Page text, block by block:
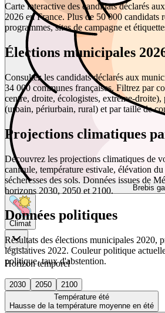
Brebis
Climat
Horizon temporel
2030 2050
2100
Température été
Hausse de la température moyenne en été
Carte interactive des candidats déclarés
2026 en France. Plus de 50 000 candidats
programmes, sites de campagne et
Élections municipales
Consultez les candidats déclarés aux
34 000 communes françaises. Filtrez par
centre, droite, écologistes, extrême-
(urbain, périurbain, rural) et par taille de
Projections climatiques
Découvrez les projections climatiques de
canicule, température estivale, élévation
sécheresses des sols. Données issues de
horizons 2030, 2050 et 2100.
Données politiques
Résultats des élections municipales 2020,
législatives 2022. Couleur politique
politique, taux d'abstention.